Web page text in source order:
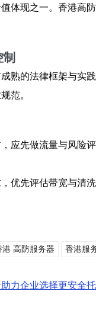
体现之一。香港高
熟的法律框架与实
范。
应先做流量与风险
优先评估带宽与清
港 高防服务器 香港服
力企业选择更安全